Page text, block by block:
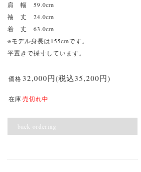
肩 幅 59.0cm
袖 丈 24.0cm
着 丈 63.0cm
※モデル身長は155cmです。
平置きで採寸しています。
価格32,000円(税込35,200円)
在庫売切れ中
back ordering